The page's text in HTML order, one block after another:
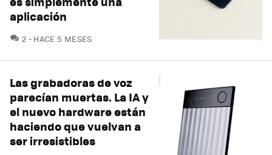
aplicación
2 COMENTARIOS
HACE 5 MESES
Las grabadoras de voz
parecían muertas. La IA y
el nuevo hardware están
haciendo que vuelvan a
ser irresistibles